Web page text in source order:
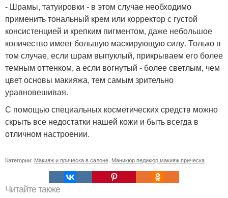
- Шрамы, татуировки - в этом случае необходимо
применить тональный крем или корректор с густой
консистенцией и крепким пигментом, даже небольшое
количество имеет большую маскирующую силу. Только в
том случае, если шрам выпуклый, прикрываем его более
темным оттенком, а если вогнутый - более светлым, чем
цвет основы макияжа, тем самым зрительно
уравновешивая.
С помощью специальных косметических средств можно
скрыть все недостатки нашей кожи и быть всегда в
отличном настроении.
Категории: Макияж и прическа в салоне Маникюр педикюр макияж прическа
Читайте также